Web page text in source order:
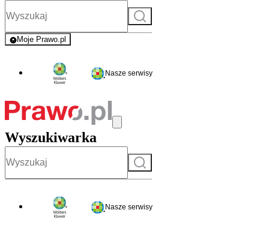
Szukaj
Moje Prawo.pl
- rejestracja i logowanie do serwisu
Nasze serwisy
Wyszukiwarka
Szukaj
Nasze serwisy